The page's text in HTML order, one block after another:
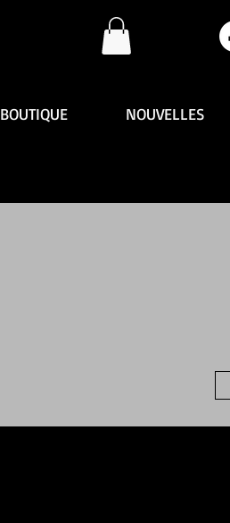
BOUTIQUE NOUVELLES